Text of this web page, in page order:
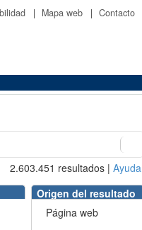
| Mapa web | Contacto
2.603.451 resultados | Ayuda
Origen del resultado
Página web